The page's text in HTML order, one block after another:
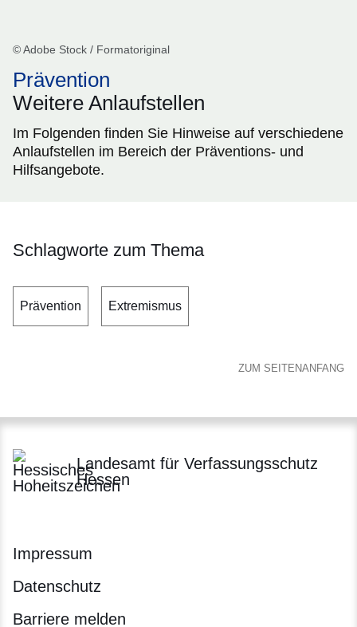
© Adobe Stock / Formatoriginal
Prävention
Weitere Anlaufstellen
Im Folgenden finden Sie Hinweise auf verschiedene
Anlaufstellen im Bereich der Präventions- und
Hilfsangebote.
Schlagworte zum Thema
Prävention Extremismus
ZUM SEITENANFANG
Landesamt für Verfassungsschutz
Hessen
Impressum
Datenschutz
Barriere melden